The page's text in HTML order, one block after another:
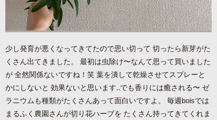
少し発育が悪くなってきてたので思い切って 切ったら新芽がた
くさん出てきました。 最初は虫除け〜なんて思って買いました
が 全然関係ないですね！笑 葉を潰して乾燥させてスプレーと
かにしないと 効果ないと思います..でも香りには癒される〜 ゼ
ラニウムも種類がたくさんあって面白いですよ。 毎週boisでは
まるふく農園さんが切り花ハーブを たくさん持ってきてくれま